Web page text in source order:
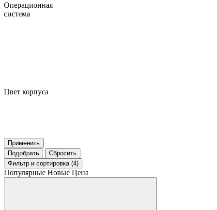
Операционная
система
Цвет корпуса
Применить
Подобрать
Сбросить
Фильтр и сортировка (4)
Популярные Новые Цена